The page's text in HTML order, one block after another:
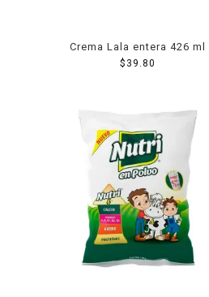
Crema Lala entera 426 ml
$ 39.80